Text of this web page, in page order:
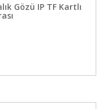
Gözü IP TF Kartlı